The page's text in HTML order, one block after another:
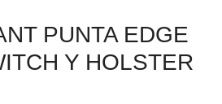
PUNTA EDGE
Y HOLSTER